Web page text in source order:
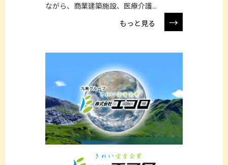
ながら、商業建築施設、医療介護...
もっと見る
→